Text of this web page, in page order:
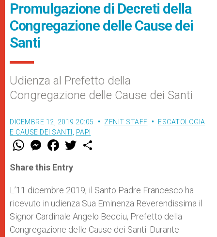
Promulgazione di Decreti della
Congregazione delle Cause dei
Santi
Udienza al Prefetto della
Congregazione delle Cause dei Santi
DICEMBRE 12, 2019 20:05 ZENIT STAFF
ESCATOLOGIA
E CAUSE DEI SANTI , PAPI
W
t
s
p
p
M
e
s
e
g
e
r
F
a
e
b
o
k
w
r
Share this Entry
L’11 dicembre 2019, il Santo Padre Francesco ha
ricevuto in udienza Sua Eminenza Reverendissima il
Signor Cardinale Angelo Becciu, Prefetto della
Congregazione delle Cause dei Santi. Durante